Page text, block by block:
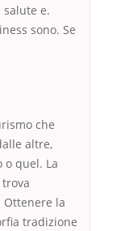
e.
sono. Se
che
altre,
quel. La
la
tradizione